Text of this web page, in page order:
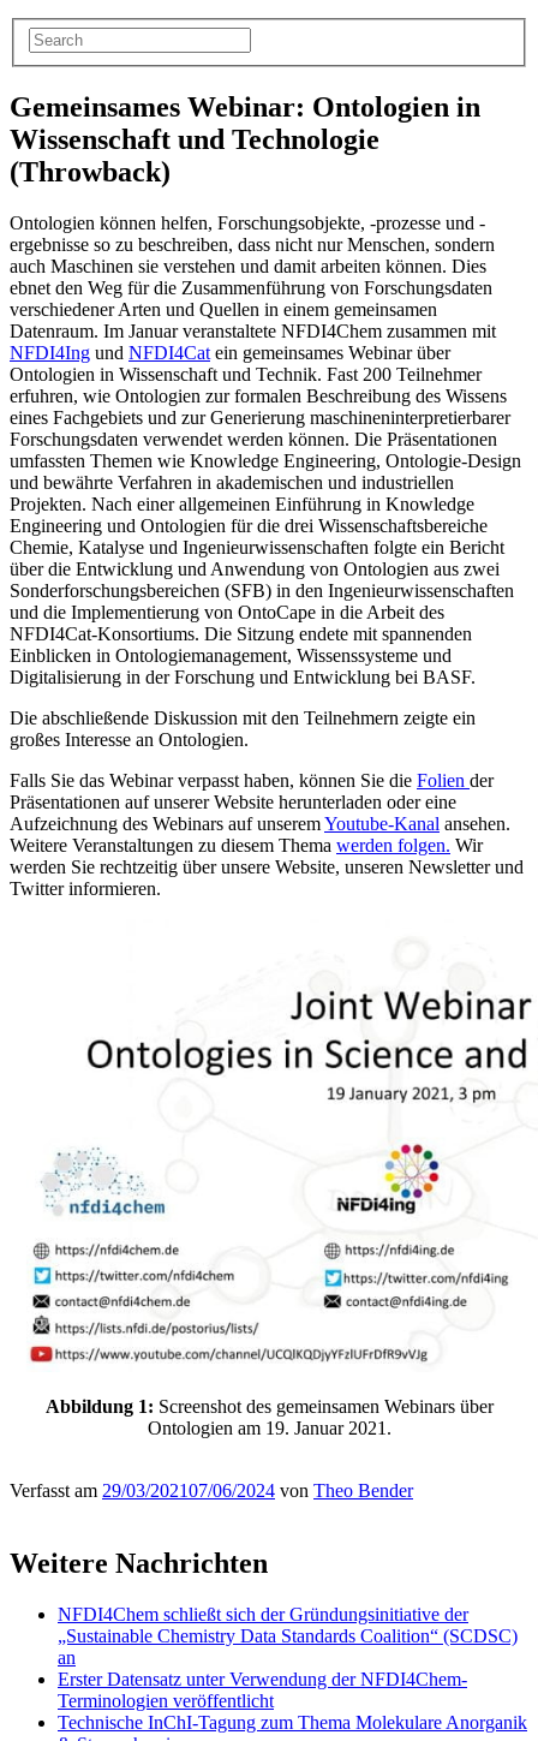
Gemeinsames Webinar: Ontologien in
Wissenschaft und Technologie
(Throwback)
Ontologien können helfen, Forschungsobjekte, -prozesse und -
ergebnisse so zu beschreiben, dass nicht nur Menschen, sondern
auch Maschinen sie verstehen und damit arbeiten können. Dies
ebnet den Weg für die Zusammenführung von Forschungsdaten
verschiedener Arten und Quellen in einem gemeinsamen
Datenraum. Im Januar veranstaltete NFDI4Chem zusammen mit
NFDI4Ing und NFDI4Cat ein gemeinsames Webinar über
Ontologien in Wissenschaft und Technik. Fast 200 Teilnehmer
erfuhren, wie Ontologien zur formalen Beschreibung des Wissens
eines Fachgebiets und zur Generierung maschineninterpretierbarer
Forschungsdaten verwendet werden können. Die Präsentationen
umfassten Themen wie Knowledge Engineering, Ontologie-Design
und bewährte Verfahren in akademischen und industriellen
Projekten. Nach einer allgemeinen Einführung in Knowledge
Engineering und Ontologien für die drei Wissenschaftsbereiche
Chemie, Katalyse und Ingenieurwissenschaften folgte ein Bericht
über die Entwicklung und Anwendung von Ontologien aus zwei
Sonderforschungsbereichen (SFB) in den Ingenieurwissenschaften
und die Implementierung von OntoCape in die Arbeit des
NFDI4Cat-Konsortiums. Die Sitzung endete mit spannenden
Einblicken in Ontologiemanagement, Wissenssysteme und
Digitalisierung in der Forschung und Entwicklung bei BASF.
Die abschließende Diskussion mit den Teilnehmern zeigte ein
großes Interesse an Ontologien.
Falls Sie das Webinar verpasst haben, können Sie die Folien der
Präsentationen auf unserer Website herunterladen oder eine
Aufzeichnung des Webinars auf unseremYoutube-Kanal ansehen.
Weitere Veranstaltungen zu diesem Thema werden folgen. Wir
werden Sie rechtzeitig über unsere Website, unseren Newsletter und
Twitter informieren.
Abbildung 1: Screenshot des gemeinsamen Webinars über
Ontologien am 19. Januar 2021.
Verfasst am 29/03/202107/06/2024 von Theo Bender
Weitere Nachrichten
NFDI4Chem schließt sich der Gründungsinitiative der
„Sustainable Chemistry Data Standards Coalition“ (SCDSC)
an
Erster Datensatz unter Verwendung der NFDI4Chem-
Terminologien veröffentlicht
Technische InChI-Tagung zum Thema Molekulare Anorganik